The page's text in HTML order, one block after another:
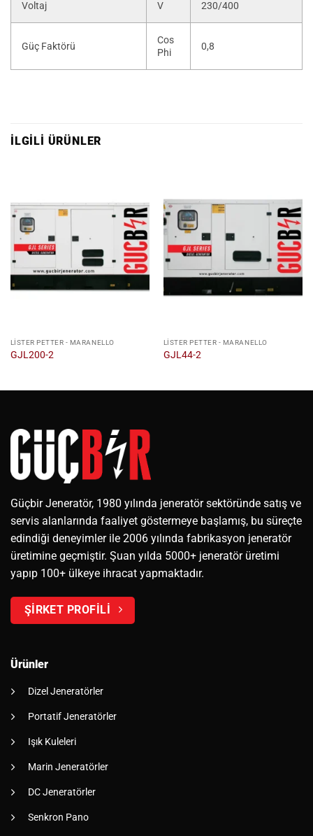
Voltaj V 230/400
Güç Faktörü
Cos
Phi
0,8
İLGILI ÜRÜNLER
LISTER PETTER - MARANELLO
GJL200-2
LISTER PETTER - MARANELLO
GJL44-2
Güçbir Jeneratör, 1980 yılında jeneratör sektöründe satış ve
servis alanlarında faaliyet göstermeye başlamış, bu süreçte
edindiği deneyimler ile 2006 yılında fabrikasyon jeneratör
üretimine geçmiştir. Şuan yılda 5000+ jeneratör üretimi
yapıp 100+ ülkeye ihracat yapmaktadır.
ŞİRKET PROFİLİ
Ürünler
Dizel Jeneratörler
Portatif Jeneratörler
Işık Kuleleri
Marin Jeneratörler
DC Jeneratörler
Senkron Pano